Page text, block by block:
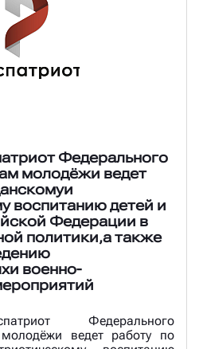
Федерального
молодёжи ведет
воспитанию детей и
Федерации в
политики,а также
военно-
Федерального
ведет работу по